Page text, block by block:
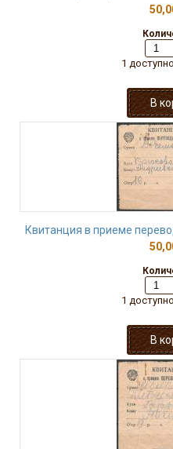
1
Квитанция в приеме
1